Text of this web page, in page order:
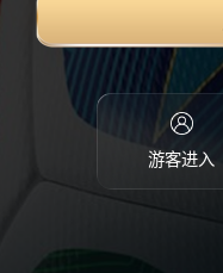
游客进入